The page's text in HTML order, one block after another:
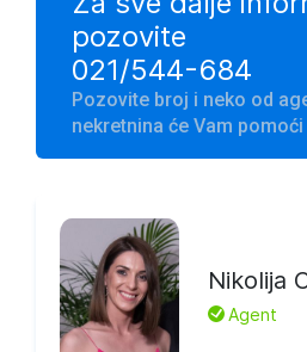
pozovite
021/544-684
Pozovite broj i neko od
nekretnina će Vam pomoći
Nikolija
L Agent